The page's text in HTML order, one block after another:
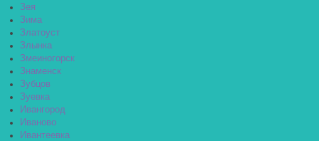
Зея
Зима
Златоуст
Злынка
Змеиногорск
Знаменск
Зубцов
Зуевка
Ивангород
Иваново
Ивантеевка